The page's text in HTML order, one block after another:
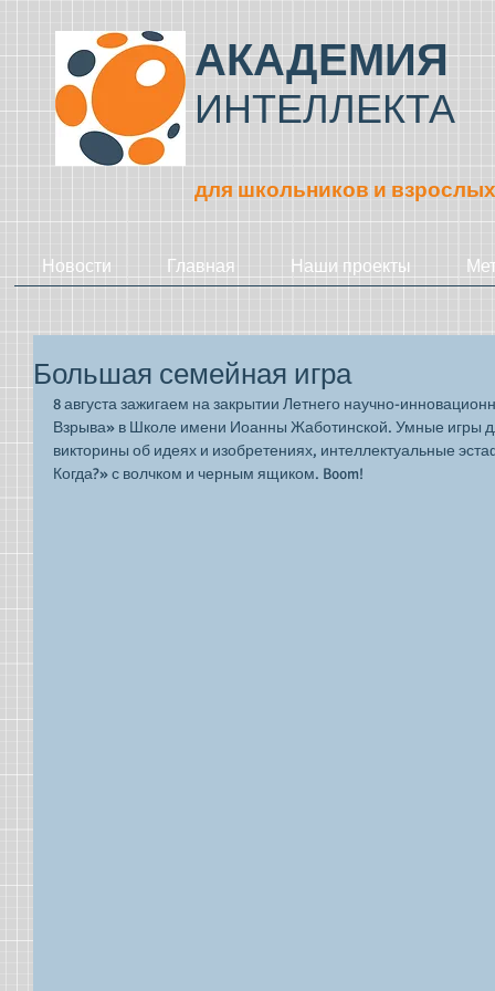
АКАДЕМИЯ
ИНТЕЛЛЕКТА
для школьников и взрослых
Новости Главная Наши проекты
Большая семейная игра
8 августа зажигаем на закрытии Летнего научно-
Взрыва» в Школе имени Иоанны Жаботинской. Умные игры
викторины об идеях и изобретениях, интеллектуальные
Когда?» с волчком и черным ящиком. Boom!